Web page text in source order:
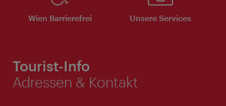
Wien Barrierefrei Unsere Services
Tourist-Info
Adressen & Kontakt